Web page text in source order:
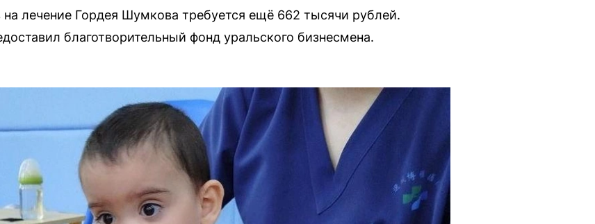
лечение Гордея Шумкова требуется ещё 662 тысячи рублей.
благотворительный фонд уральского бизнесмена.